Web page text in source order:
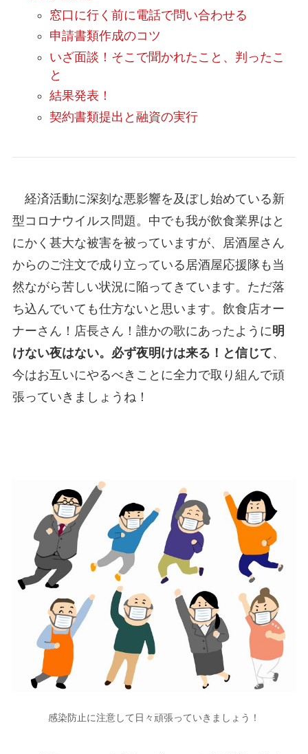
窓口に行く前に電話で問い合わせる
申請書類作成のコツ
いざ面談！そこで聞かれたこと、判ったこ
と
結果発表！
契約書類提出と融資の実行
経済活動に深刻な悪影響を及ぼし始めている新
型コロナウイルス問題。中でも我が飲食業界はと
にかく甚大な被害を被っていますが、居酒屋さん
からのご注文で成り立っている居酒屋応援隊も当
然ながら苦しい状況に陥ってきています。ただ落
ち込んでいても仕方ないと思います。飲食店オー
ナーさん！店長さん！誰かの歌にあったように明
けない夜はない。必ず夜明けは来る！と信じて、
今はお互いにやるべきことに全力で取り組んで頑
張っていきましょうね！
感染防止に注意して日々頑張っていきましょう！